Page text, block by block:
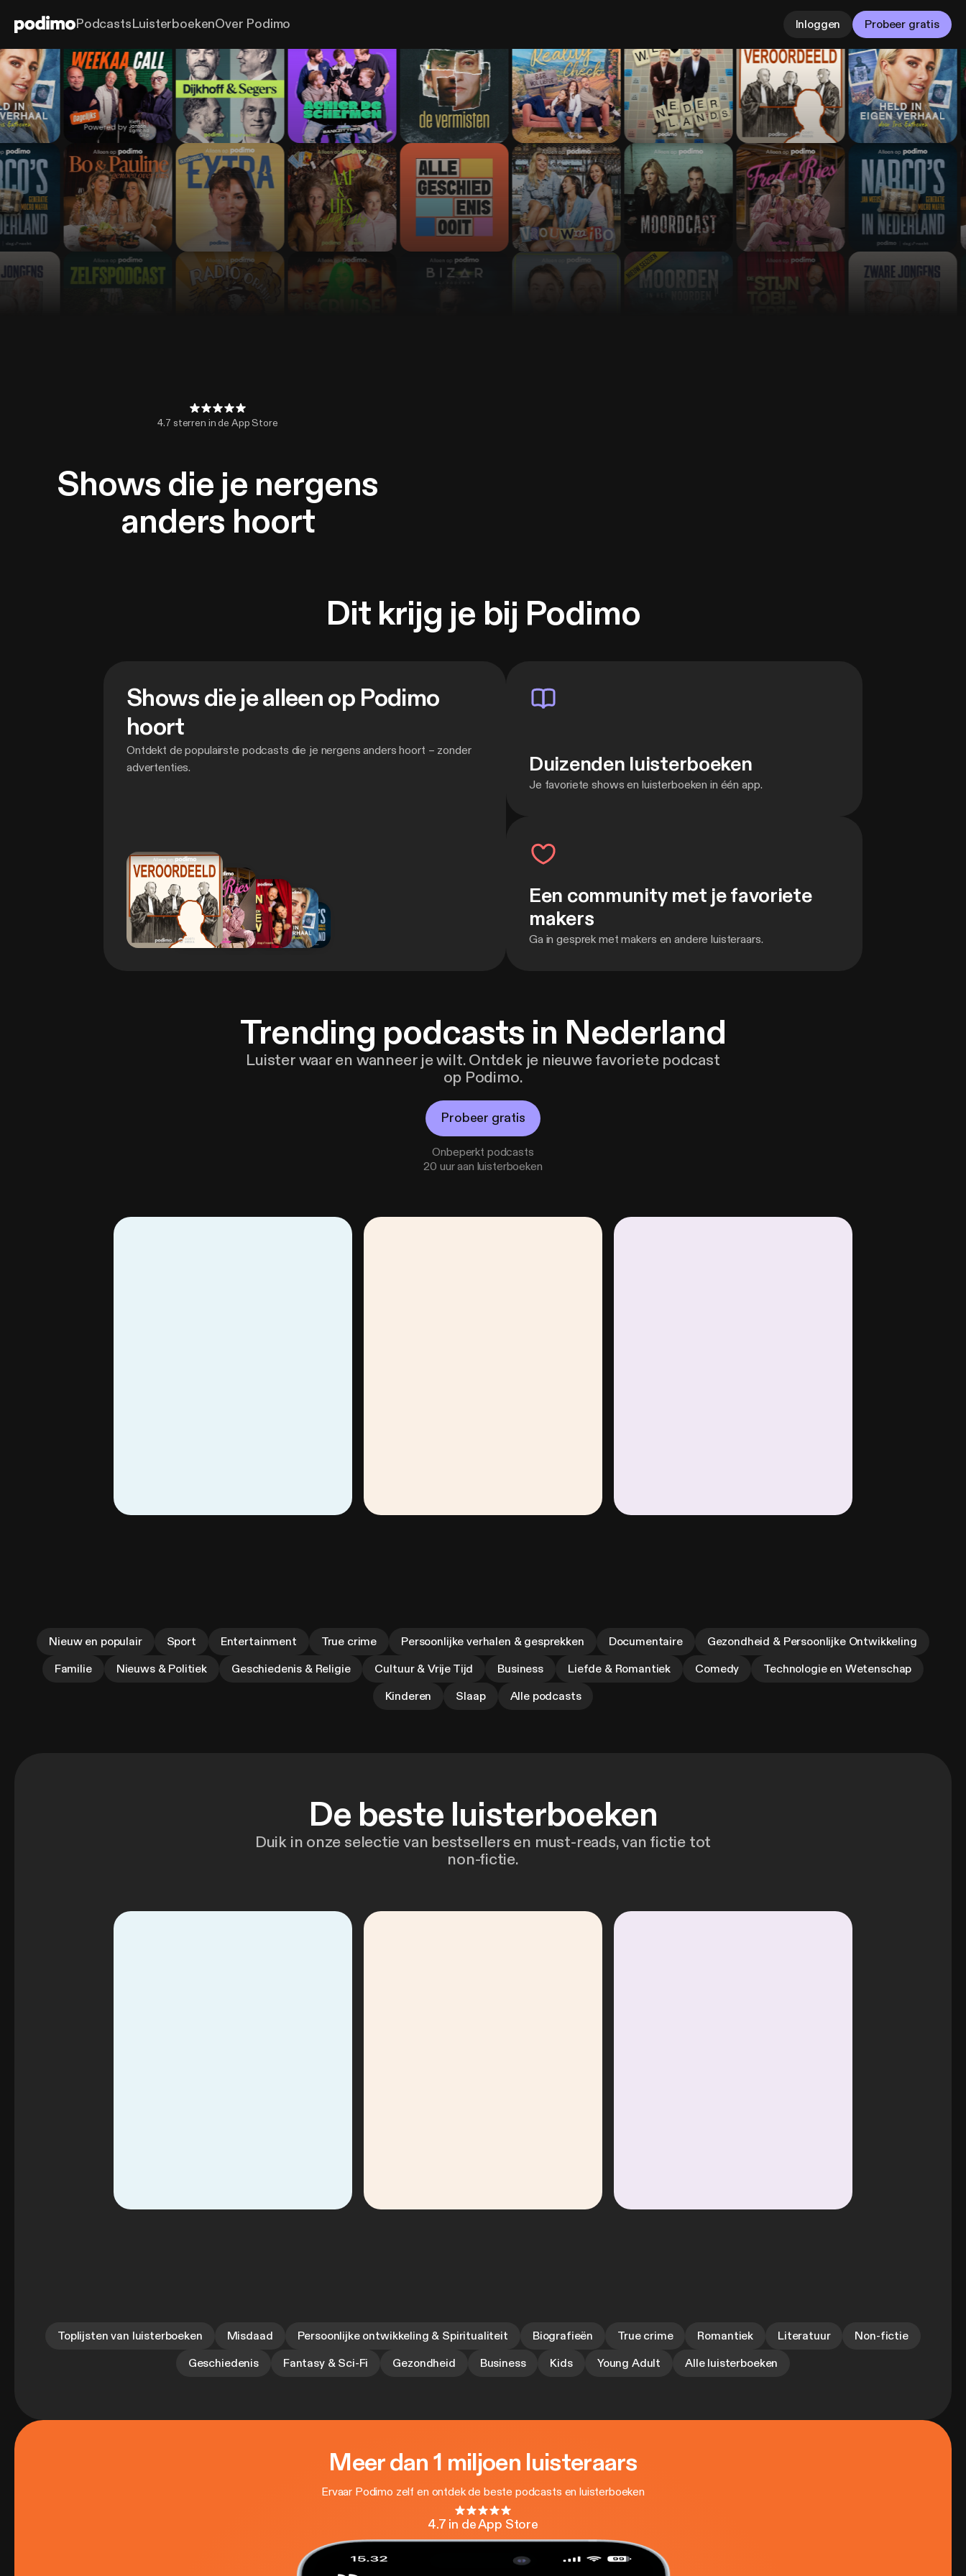
PodcastsLuisterboekenOver Podimo Inloggen Probeer gratis
4.7 sterren in de App Store
Shows die je nergens
anders hoort
Bekijk onze abonnementenDit krijg je bij Podimo
Shows die je alleen op Podimo
hoort
Ontdekt de populairste podcasts die je nergens anders hoort – zonder
advertenties.
Duizenden luisterboeken
Je favoriete shows en luisterboeken in één app.
Een community met je favoriete
makers
Ga in gesprek met makers en andere luisteraars.
Trending podcasts in Nederland
Luister waar en wanneer je wilt. Ontdek je nieuwe favoriete podcast
op Podimo.
Probeer gratis
Onbeperkt podcasts
20 uur aan luisterboeken
Nieuw en populair Sport Entertainment True crime Persoonlijke verhalen & gesprekken Documentaire
Gezondheid & Persoonlijke Ontwikkeling
Familie
Nieuws & Politiek Geschiedenis & Religie Cultuur & Vrije Tijd Business Liefde & Romantiek Comedy
Technologie en Wetenschap
Kinderen
Slaap Alle podcasts
De beste luisterboeken
Duik in onze selectie van bestsellers en must-reads, van fictie tot
non-fictie.
Toplijsten van luisterboeken Misdaad Persoonlijke ontwikkeling & Spiritualiteit Biografieën True crime Romantiek Literatuur
Non-fictie
Geschiedenis
Fantasy & Sci-Fi Gezondheid Business Kids Young Adult Alle luisterboeken
Meer dan 1 miljoen luisteraars
Ervaar Podimo zelf en ontdek de beste podcasts en luisterboeken
4.7 in de App Store